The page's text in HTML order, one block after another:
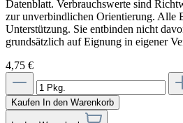
Datenblatt. Verbrauchswerte sind
zur unverbindlichen Orientierung. Alle
Unterstützung. Sie entbinden nicht
grundsätzlich auf Eignung in eigener
4,75 €
Kaufen In den Warenkorb